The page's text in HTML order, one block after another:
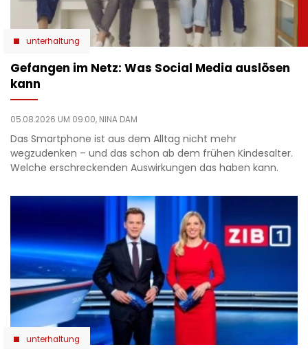
unterhaltung
Gefangen im Netz: Was Social Media auslösen
kann
05.08.2026 UM 09:00, NINA DAM
Das Smartphone ist aus dem Alltag nicht mehr
wegzudenken – und das schon ab dem frühen Kindesalter.
Welche erschreckenden Auswirkungen das haben kann.
unterhaltung